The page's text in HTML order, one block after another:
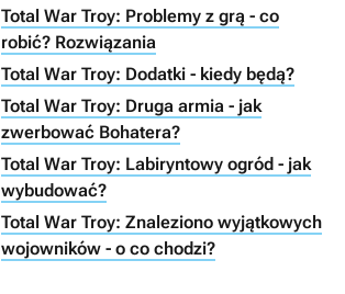
Total War Troy: Problemy z grą - co
robić? Rozwiązania
Total War Troy: Dodatki - kiedy będą?
Total War Troy: Druga armia - jak
zwerbować Bohatera?
Total War Troy: Labiryntowy ogród - jak
wybudować?
Total War Troy: Znaleziono wyjątkowych
wojowników - o co chodzi?